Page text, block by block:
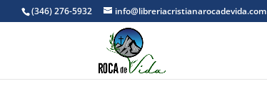
(346) 276-5932 info@libreriacristianarocadevida.com